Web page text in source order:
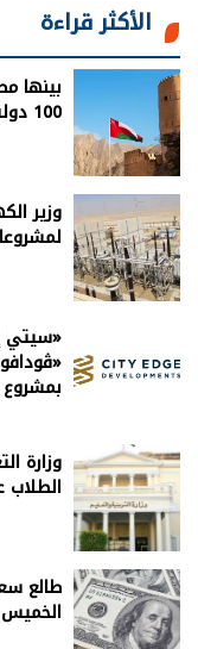
الأكثر قراءة
بينها
100 دولة من تأشيرات الدخول
وزير
«سيتي
بمشروع
وزارة
الطلاب
طالع
الخميس 6 أغسطس